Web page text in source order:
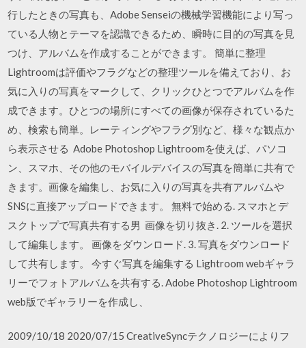
行したときの写真も、Adobe Senseiの機械学習機能により写っ
ている人物とテーマを認識できるため、瞬時に目的の写真を見
つけ、アルバムを作成することができます。 簡単に整理
Lightroomは評価やフラグなどの整理ツールを備えており、お
気に入りの写真をマークして、クリックひとつでアルバムを作
成できます。ひとつの場所にすべての画像が保存されているた
め、検索も簡単。レーティングやフラグ別など、様々な観点か
ら表示させる Adobe Photoshop Lightroomを使えば、パソコ
ン、スマホ、その他のモバイルデバイスの写真を簡単に共有で
きます。画像を編集し、お気に入りの写真を共有アルバムや
SNSに直接アップロードできます。 無料で始める. スマホとデ
スクトップで写真共有する男 画像を切り抜き. 2. ツールを選択
して編集します。 画像をダウンロード. 3. 写真をダウンロード
して共有します。 今すぐ写真を編集する Lightroom webギャラ
リーでフォトアルバムを共有する. Adobe Photoshop Lightroom
web版でギャラリーを作成し、
2009/10/18 2020/07/15 CreativeSyncテクノロジーによりフ